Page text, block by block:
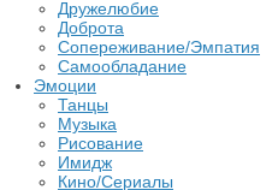
Дружелюбие
Доброта
Сопереживание/Эмпатия
Самообладание
Эмоции
Танцы
Музыка
Рисование
Имидж
Кино/Сериалы